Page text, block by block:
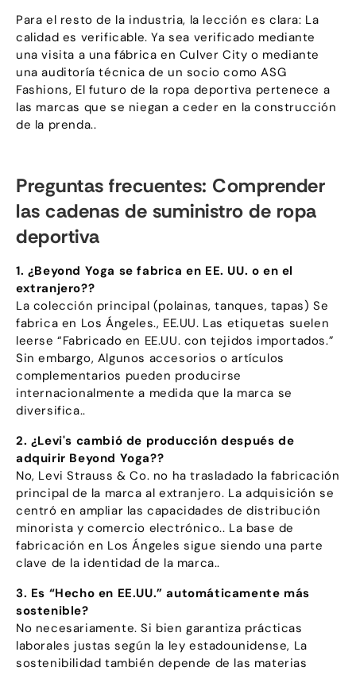
Para el resto de la industria, la lección es clara: La
calidad es verificable. Ya sea verificado mediante
una visita a una fábrica en Culver City o mediante
una auditoría técnica de un socio como ASG
Fashions, El futuro de la ropa deportiva pertenece a
las marcas que se niegan a ceder en la construcción
de la prenda..
Preguntas frecuentes: Comprender
las cadenas de suministro de ropa
deportiva
1. ¿Beyond Yoga se fabrica en EE. UU. o en el
extranjero??
La colección principal (polainas, tanques, tapas) Se
fabrica en Los Ángeles., EE.UU. Las etiquetas suelen
leerse “Fabricado en EE.UU. con tejidos importados.”
Sin embargo, Algunos accesorios o artículos
complementarios pueden producirse
internacionalmente a medida que la marca se
diversifica..
2. ¿Levi's cambió de producción después de
adquirir Beyond Yoga??
No, Levi Strauss & Co. no ha trasladado la fabricación
principal de la marca al extranjero. La adquisición se
centró en ampliar las capacidades de distribución
minorista y comercio electrónico.. La base de
fabricación en Los Ángeles sigue siendo una parte
clave de la identidad de la marca..
3. Es “Hecho en EE.UU.” automáticamente más
sostenible?
No necesariamente. Si bien garantiza prácticas
laborales justas según la ley estadounidense, La
sostenibilidad también depende de las materias